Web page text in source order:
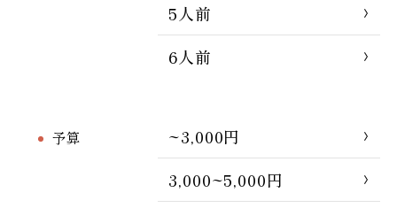
5人前
6人前
予算
~3,000円
3,000~5,000円